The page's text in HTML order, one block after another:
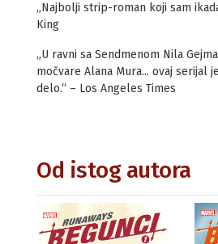
„Najbolji strip-roman koji sam
King
„U ravni sa Sendmenom Nila
močvare Alana Mura... ovaj serijal
delo.“ – Los Angeles Times
Od istog autora